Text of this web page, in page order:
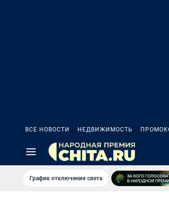
ВСЕ НОВОСТИ НЕДВИЖИМОСТЬ
График отключения света